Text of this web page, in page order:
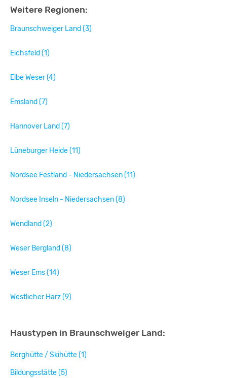
Weitere Regionen:
Braunschweiger Land (3)
Eichsfeld (1)
Elbe Weser (4)
Emsland (7)
Hannover Land (7)
Lüneburger Heide (11)
Nordsee Festland - Niedersachsen (11)
Nordsee Inseln - Niedersachsen (8)
Wendland (2)
Weser Bergland (8)
Weser Ems (14)
Westlicher Harz (9)
Haustypen in Braunschweiger Land:
Berghütte / Skihütte (1)
Bildungsstätte (5)